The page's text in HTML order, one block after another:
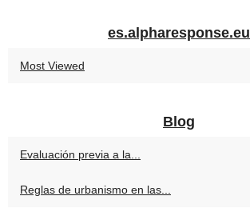
es.alpharesponse.eu
Most Viewed
Blog
Evaluación previa a la...
Reglas de urbanismo en las...